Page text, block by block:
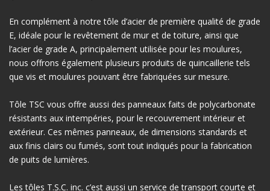
En complément à notre tôle d’acier de première qualité de grade
E, idéale pour le revêtement de mur et de toiture, ainsi que
l’acier de grade A, principalement utilisée pour les moulures,
nous offrons également plusieurs produits de quincaillerie tels
que vis et moulures pouvant être fabriquées sur mesure.
Tôle TSC vous offre aussi des panneaux faits de polycarbonate
résistants aux intempéries, pour le recouvrement intérieur et
extérieur. Ces mêmes panneaux, de dimensions standards et
aux finis clairs ou fumés, sont tout indiqués pour la fabrication
de puits de lumières.
Les tôles T.S.C. inc. c’est aussi un service de transport courte et